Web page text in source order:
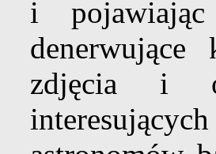
i
zdjęcia i